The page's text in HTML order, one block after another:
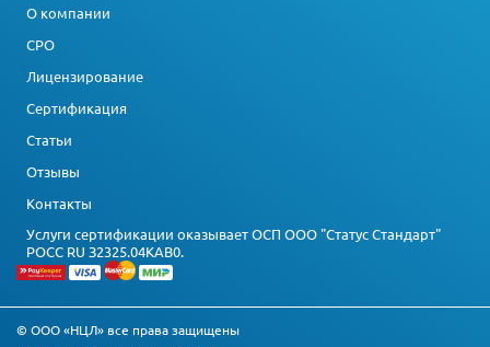
О компании
СРО
Лицензирование
Сертификация
Статьи
Отзывы
Контакты
Услуги сертификации оказывает ОСП ООО "Статус Стандарт"
РОСС RU З2325.04КАВ0.
© ООО «НЦЛ» все права защищены